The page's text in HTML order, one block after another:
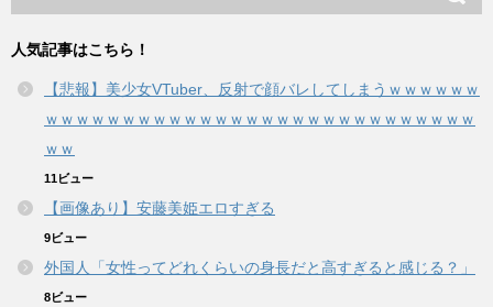
人気記事はこちら！
【悲報】美少女VTuber、反射で顔バレしてしまうｗｗｗｗｗｗ
ｗｗｗｗｗｗｗｗｗｗｗｗｗｗｗｗｗｗｗｗｗｗｗｗｗｗｗｗ
ｗｗ
11ビュー
【画像あり】安藤美姫エロすぎる
9ビュー
外国人「女性ってどれくらいの身長だと高すぎると感じる？」
8ビュー